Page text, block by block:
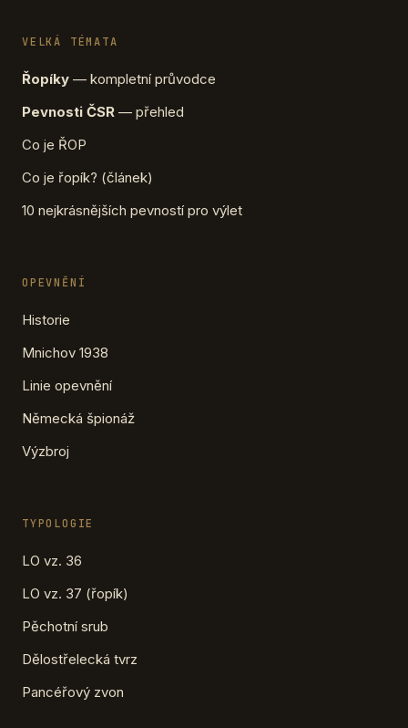
VELKÁ TÉMATA
Řopíky — kompletní průvodce
Pevnosti ČSR — přehled
Co je ŘOP
Co je řopík? (článek)
10 nejkrásnějších pevností pro výlet
OPEVNĚNÍ
Historie
Mnichov 1938
Linie opevnění
Německá špionáž
Výzbroj
TYPOLOGIE
LO vz. 36
LO vz. 37 (řopík)
Pěchotní srub
Dělostřelecká tvrz
Pancéřový zvon